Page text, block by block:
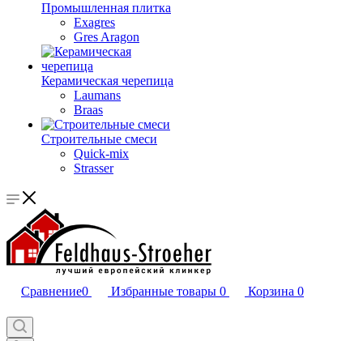
Промышленная плитка
Exagres
Gres Aragon
Керамическая черепица
Laumans
Braas
Строительные смеси
Quick-mix
Strasser
Сравнение0 Избранные товары 0 Корзина 0